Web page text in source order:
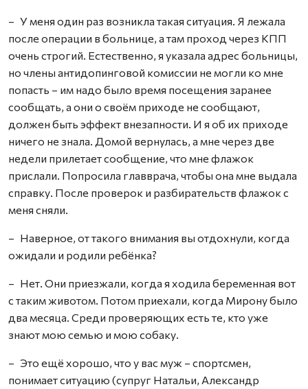
– У меня один раз возникла такая ситуация. Я лежала
после операции в больнице, а там проход через КПП
очень строгий. Естественно, я указала адрес больницы,
но члены антидопинговой комиссии не могли ко мне
попасть – им надо было время посещения заранее
сообщать, а они о своём приходе не сообщают,
должен быть эффект внезапности. И я об их приходе
ничего не знала. Домой вернулась, а мне через две
недели прилетает сообщение, что мне флажок
прислали. Попросила главврача, чтобы она мне выдала
справку. После проверок и разбирательств флажок с
меня сняли.
– Наверное, от такого внимания вы отдохнули, когда
ожидали и родили ребёнка?
– Нет. Они приезжали, когда я ходила беременная вот
с таким животом. Потом приехали, когда Мирону было
два месяца. Среди проверяющих есть те, кто уже
знают мою семью и мою собаку.
– Это ещё хорошо, что у вас муж – спортсмен,
понимает ситуацию (супруг Натальи, Александр